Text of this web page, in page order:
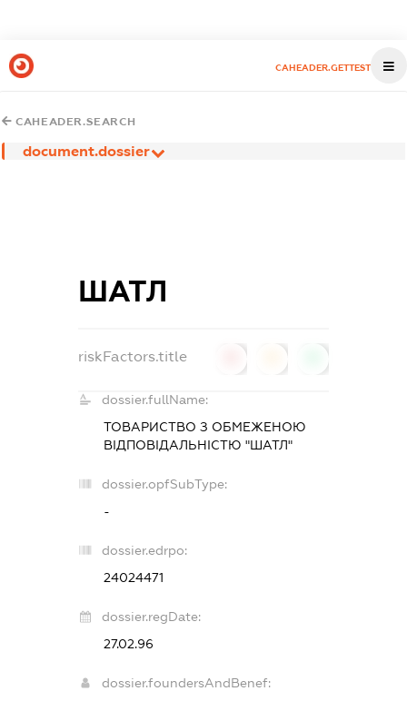
CAHEADER.GETTEST
CAHEADER.SEARCH
document.dossier
ШАТЛ
riskFactors.title
dossier.fullName:
ТОВАРИСТВО З ОБМЕЖЕНОЮ
ВІДПОВІДАЛЬНІСТЮ "ШАТЛ"
dossier.opfSubType:
-
dossier.edrpo:
24024471
dossier.regDate:
27.02.96
dossier.foundersAndBenef: